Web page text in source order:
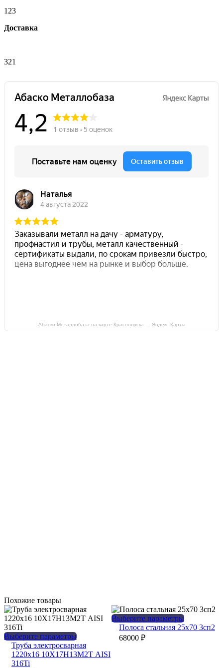
123
Доставка
321
Абаско Металлобаза на карте Красноярска — Яндекс Карты
Похожие товары
Выберите параметрыЭтот
товар
имеет
Труба электросварная
1220х16 10Х17Н13М2Т AISI
316Ti
Выберите параметрыЭтот
товар
Полоса стальная 25х70 3сп2
68000 ₽